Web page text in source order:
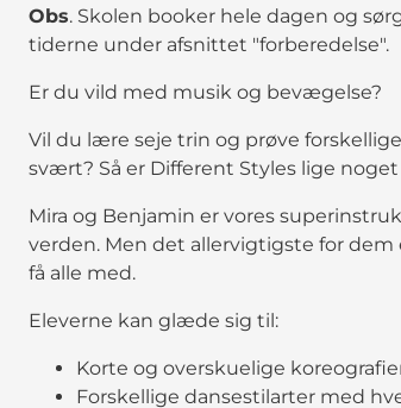
Obs. Skolen booker hele dagen og
tiderne under afsnittet "forberedelse".
Er du vild med musik og bevægelse?
Vil du lære seje trin og prøve
svært? Så er Different Styles lige noget
Mira og Benjamin er vores
verden. Men det allervigtigste for
få alle med.
Eleverne kan glæde sig til:
Korte og overskuelige
Forskellige dansestilarter med